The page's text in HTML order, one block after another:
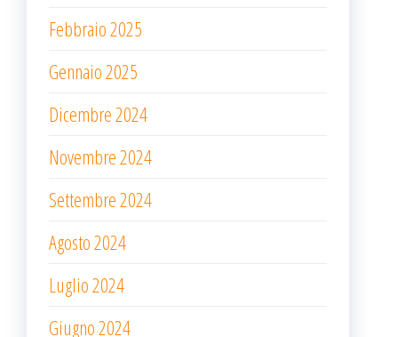
Febbraio 2025
Gennaio 2025
Dicembre 2024
Novembre 2024
Settembre 2024
Agosto 2024
Luglio 2024
Giugno 2024